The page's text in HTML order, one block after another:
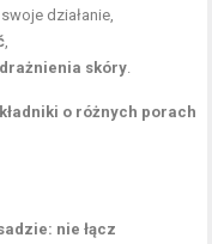
działanie,
skóry
o różnych porach
nie łącz